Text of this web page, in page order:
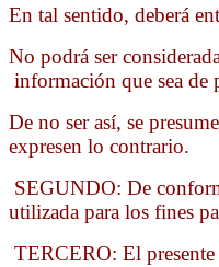
En tal sentido, deberá
No podrá ser
información que sea
De no ser así, se
expresen lo contrario.
SEGUNDO: De
utilizada para los fines
TERCERO: El presente